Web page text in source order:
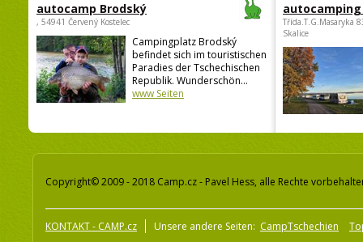
autocamp Brodský
, 54941 Červený Kostelec
Campingplatz Brodský
befindet sich im touristischen
Paradies der Tschechischen
Republik. Wunderschön...
www Seiten
autocamping
Třída.T.G.Masaryka
Skalice
Copyright© 2009 - 2018 Camp.cz - Pavel Hess, alle Rechte
KONTAKT - CAMP.cz Unsere andere Seiten: CampTschechien